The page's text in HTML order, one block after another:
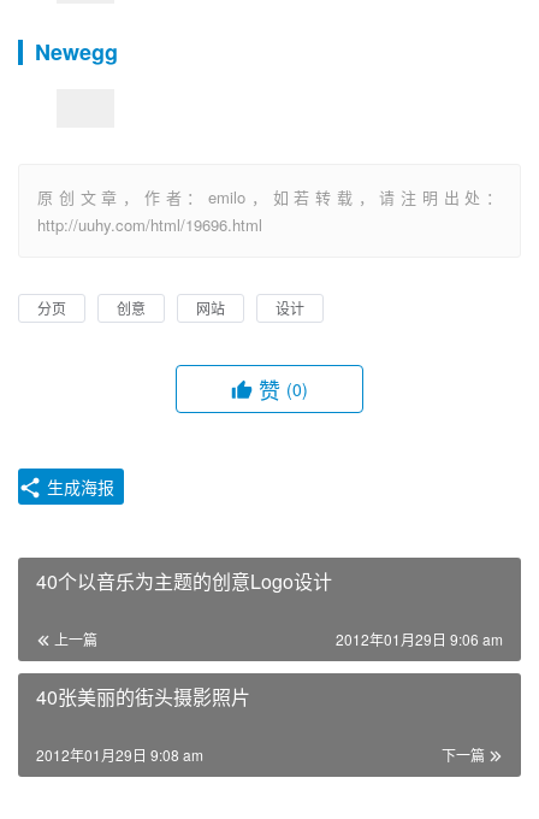
Newegg
原创文章，作者：emilo，如若转载，请注明出处：
http://uuhy.com/html/19696.html
分页 创意 网站 设计
赞 (0)
生成海报
40个以音乐为主题的创意Logo设计
上一篇 2012年01月29日 9:06 am
40张美丽的街头摄影照片
下一篇
2012年01月29日 9:08 am